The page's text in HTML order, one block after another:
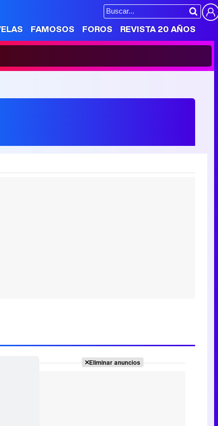
FAMOSOS FOROS REVISTA 20 AÑOS
Eliminar anuncios